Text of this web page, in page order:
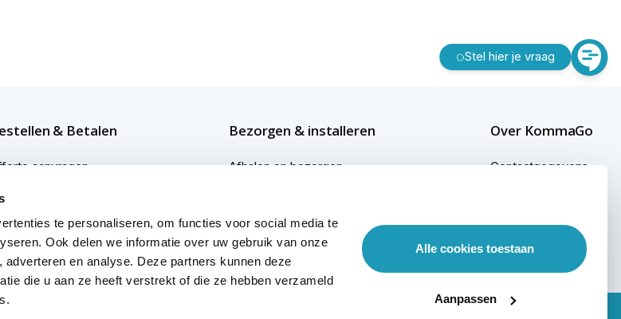
te personaliseren, om functies voor social media te
Ook delen we informatie over uw gebruik van onze
en analyse. Deze partners kunnen deze
die u aan ze heeft verstrekt of die ze hebben verzameld
Alle cookies toestaan
Aanpassen
Stel hier je vraag
& Betalen
aanvragen
levertijden
Bezorgen & installeren
Afhalen en bezorgen
Bezorginformatie
Professional services
Over KommaGo
Contactgegevens
KommaGo duurzaam
Werken bij KommaGo